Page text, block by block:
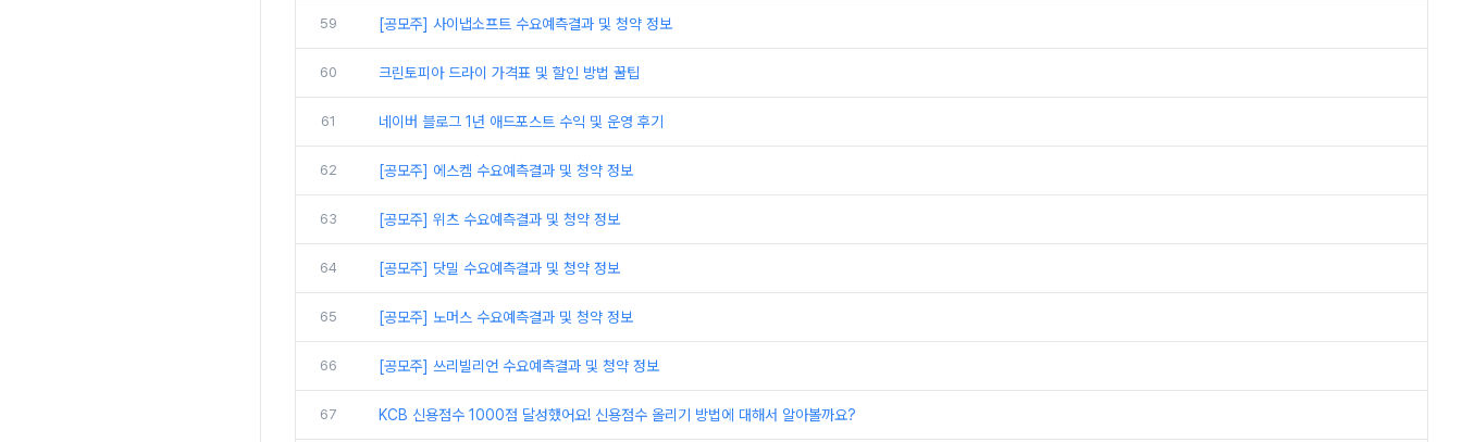
59 [공모주] 사이냅소프트 수요예측결과 및 청약 정보
60 크린토피아 드라이 가격표 및 할인 방법 꿀팁
61 네이버 블로그 1년 애드포스트 수익 및 운영 후기
62 [공모주] 에스켐 수요예측결과 및 청약 정보
63 [공모주] 위츠 수요예측결과 및 청약 정보
64 [공모주] 닷밀 수요예측결과 및 청약 정보
65 [공모주] 노머스 수요예측결과 및 청약 정보
66 [공모주] 쓰리빌리언 수요예측결과 및 청약 정보
67 KCB 신용점수 1000점 달성했어요! 신용점수 올리기 방법에 대해서 알아볼까요?